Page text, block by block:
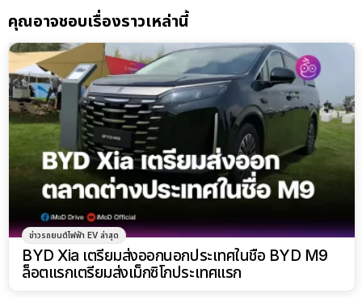
คุณอาจชอบเรื่องราวเหล่านี้
ข่าวรถยนต์ไฟฟ้า EV ล่าสุด
BYD Xia เตรียมส่งออกนอกประเทศในชื่อ BYD M9
ล็อตแรกเตรียมส่งเม็กซิโกประเทศแรก